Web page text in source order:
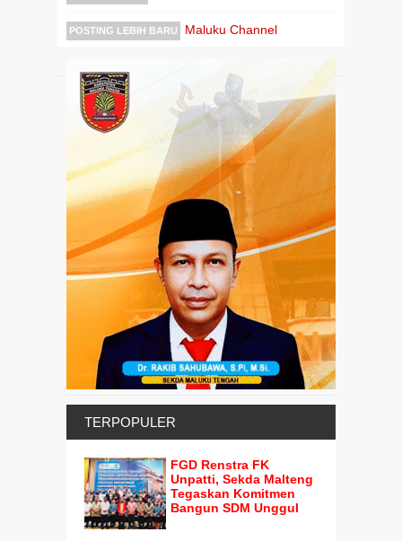
POSTING LEBIH BARU Maluku Channel
TERPOPULER
FGD Renstra FK
Unpatti, Sekda Malteng
Tegaskan Komitmen
Bangun SDM Unggul